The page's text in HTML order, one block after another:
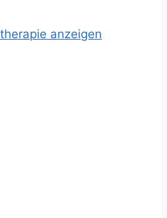
anzeigen